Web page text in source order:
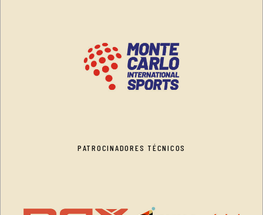
PATROCINADORES TÉCNICOS